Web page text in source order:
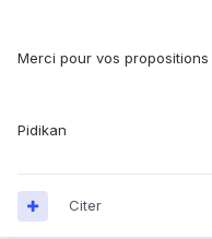
Merci pour vos propositions
Pidikan
Citer